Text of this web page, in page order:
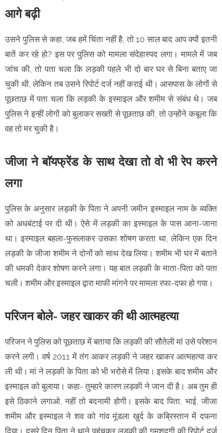
आगे बढ़ी
उसने पुलिस से कहा, जब हमें चिंता नहीं है, तो 10 साल बाद आप क्यों इतनी
बातें कर रहे हो? इस पर पुलिस को मामला संदेहास्पद लगा। मामले में जब
जांच की, तो पता चला कि लड़की पहले भी दो बार घर से बिना बताए जा
चुकी थी, लेकिन तब उसने रिपोर्ट दर्ज नहीं कराई थी। आसपास के लोगों से
पूछताछ में पता चला कि लड़की के इस्माइल और शमीम से संबंध थे। जब
पुलिस ने इन्हीं लोगों को बुलाकर सख्ती से पूछताछ की, तो उन्होंने कबूला कि
वह तो मर चुकी है।
जीजा ने बाॅयफ्रेंड के साथ देखा तो वो भी रेप करने
लगा
पुलिस के अनुसार लड़की के पिता ने अपनी जमीन इस्माइल नाम के व्यक्ति
को अधबंटाई पर दी थी। ऐसे में लड़की का इस्माइल के पास आना-जाना
था। इस्माइल बहला-फुसलाकर उसका शोषण करता था, लेकिन एक दिन
लड़की के जीजा शमीम ने दोनों को साथ देख लिया। शमीम भी घर में बताने
की धमकी देकर शोषण करने लगा। यह बात लड़की के माता-पिता को पता
चली। शमीम और इस्माइल द्वारा माफी मांगने पर मामला रफा-दफा हो गया।
परिजन बोले- जहर खाकर की थी आत्महत्या
परिजन ने पुलिस को पूछताछ में बताया कि लड़की की सौतेली मां उसे परेशान
करने लगी। वर्ष 2011 में तंग आकर लड़की ने जहर खाकर आत्महत्या कर
ली थी। मां ने लड़की के पिता को भी भरोसे में लिया। इसके बाद शमीम और
इस्माइल को बुलाया। कहा- तुम्हारे कारण लड़की ने जान दी है। अब तुम ही
इसे ठिकाने लगाओ, नहीं तो बदनामी होगी। इसके बाद पिता, भाई, जीजा
शमीम और इस्माइल ने शव को गांव मूंडला खुर्द के कब्रिस्तान में दफना
दिया। दूसरे दिन पिता ने थाने पहुंचकर लड़की की गुमशुदगी की रिपोर्ट दर्ज